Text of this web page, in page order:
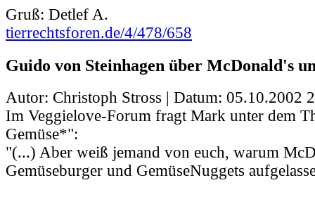
Gruß: Detlef A.
tierrechtsforen.de/4/478/658
Guido von Steinhagen über McDonald's
Autor: Christoph Stross | Datum: 05.10.2002
Im Veggielove-Forum fragt Mark unter dem
Gemüse*":
"(...) Aber weiß jemand von euch, warum
Gemüseburger und GemüseNuggets